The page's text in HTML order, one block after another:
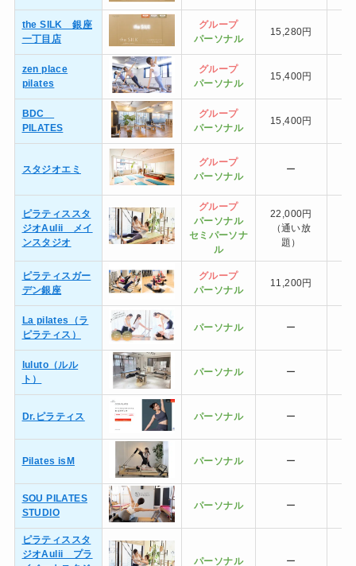
the SILK 銀座
一丁目店
グループ
パーソナル
15,280円
zen place
pilates
グループ
パーソナル
15,400円
BDC
PILATES
グループ
パーソナル
15,400円
スタジオエミ
グループ
パーソナル
ー
ピラティススタ
ジオAulii メイ
ンスタジオ
グループ
パーソナル
セミ パーソナ
ル
22,000円
（通い放
題）
ピラティスガー
デン銀座
グループ
パーソナル
11,200円
La pilates（ラ
ピラティス）
パーソナル ー
luluto（ルル
ト）
パーソナル ー
Dr.ピラティス パーソナル ー
Pilates isM パーソナル ー
SOU PILATES
STUDIO
パーソナル ー
ピラティススタ
ジオAulii プラ
パーソナル ー